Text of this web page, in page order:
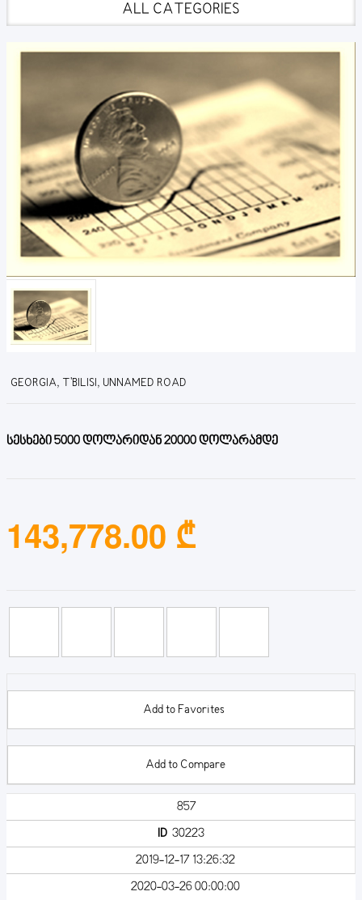
ALL CATEGORIES
GEORGIA, T'BILISI, UNNAMED ROAD
სესხები 5000 დოლარიდან 20000 დოლარამდე
143,778.00 ₾
Add to Favorites
Add to Compare
857
ID30223
2019-12-17 13:26:32
2020-03-26 00:00:00